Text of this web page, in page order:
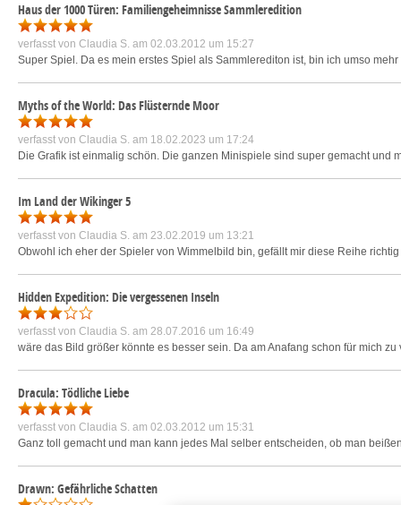
Haus der 1000 Türen: Familiengeheimnisse Sammleredition
verfasst von Claudia S. am 02.03.2012 um 15:27
Super Spiel. Da es mein erstes Spiel als Sammlerediton ist, bin ich umso
Myths of the World: Das Flüsternde Moor
verfasst von Claudia S. am 18.02.2023 um 17:24
Die Grafik ist einmalig schön. Die ganzen Minispiele sind super gemacht
Im Land der Wikinger 5
verfasst von Claudia S. am 23.02.2019 um 13:21
Obwohl ich eher der Spieler von Wimmelbild bin, gefällt mir diese Reihe
Hidden Expedition: Die vergessenen Inseln
verfasst von Claudia S. am 28.07.2016 um 16:49
wäre das Bild größer könnte es besser sein. Da am Anafang schon für mich
Dracula: Tödliche Liebe
verfasst von Claudia S. am 02.03.2012 um 15:31
Ganz toll gemacht und man kann jedes Mal selber entscheiden, ob man
Drawn: Gefährliche Schatten